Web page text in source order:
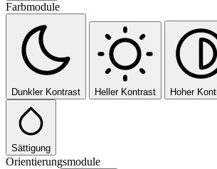
Farbmodule
Dunkler Kontrast Heller Kontrast Hoher
Sättigung
Orientierungsmodule